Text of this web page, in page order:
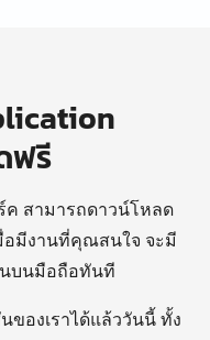
ฟรี
ค สามารถดาวน์โหลด
อมีงานที่คุณสนใจ จะมี
นบนมือถือทันที
ของเราได้แล้ววันนี้ ทั้ง